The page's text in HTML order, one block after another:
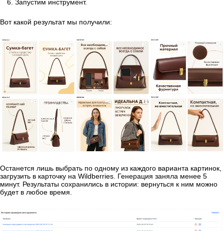
Запустим инструмент.
Вот какой результат мы получили:
Останется лишь выбрать по одному из каждого варианта картинок,
загрузить в карточку на Wildberries. Генерация заняла менее 5
минут. Результаты сохранились в истории: вернуться к ним можно
будет в любое время.